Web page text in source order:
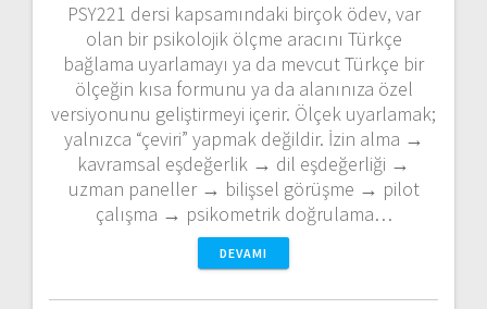
PSY221 dersi kapsamındaki birçok ödev, var
olan bir psikolojik ölçme aracını Türkçe
bağlama uyarlamayı ya da mevcut Türkçe bir
ölçeğin kısa formunu ya da alanınıza özel
versiyonunu geliştirmeyi içerir. Ölçek uyarlamak;
yalnızca “çeviri” yapmak değildir. İzin alma →
kavramsal eşdeğerlik → dil eşdeğerliği →
uzman paneller → bilişsel görüşme → pilot
çalışma → psikometrik doğrulama…
DEVAMI